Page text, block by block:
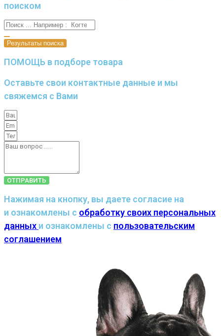
поиском
Результаты поиска
ПОМОЩЬ в подборе товара
Оставьте свои контактные данные и мы
свяжемся с Вами
ОТПРАВИТЬ
Нажимая на кнопку, вы даете согласие на
и ознакомлены с обработку своих персональных
данных и ознакомлены с пользовательским
соглашением